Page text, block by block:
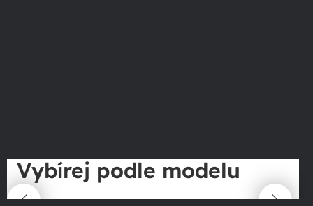
Vybírej podle modelu